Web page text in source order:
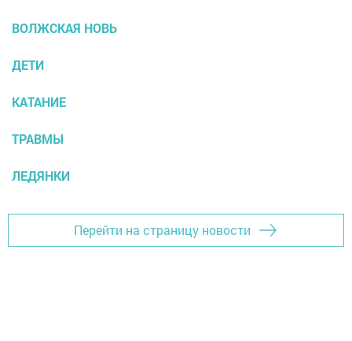
ВОЛЖСКАЯ НОВЬ
ДЕТИ
КАТАНИЕ
ТРАВМЫ
ЛЕДЯНКИ
Перейти на страницу новости